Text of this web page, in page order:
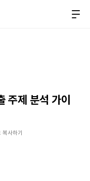
주제 분석 가이
복사하기